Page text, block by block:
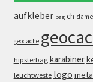
aufkleber bag ch
geocache
hipsterbag karabiner
leuchtweste logo